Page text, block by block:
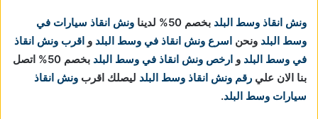
ونش انقاذ وسط البلد بخصم 50% لدينا
ونش انقاذ سيارات في
وسط البلد ونحن اسرع ونش انقاذ في وسط البلد و اقرب ونش انقاذ
في وسط البلد و ارخص ونش انقاذ في وسط البلد
بخصم 50% اتصل
بنا الان علي رقم ونش انقاذ وسط البلد ليصلك اقرب ونش انقاذ
سيارات وسط البلد.